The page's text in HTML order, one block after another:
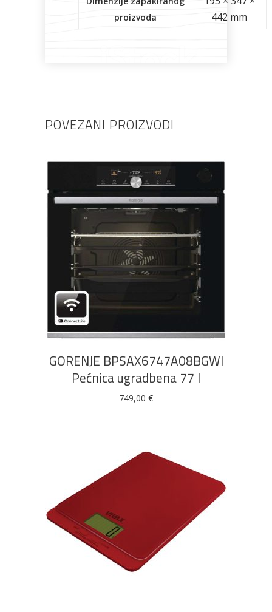
proizvoda
442 mm
POVEZANI PROIZVODI
GORENJE BPSAX6747A08BGWI
Pećnica ugradbena 77 l
749,00 €
DODAJ U KOŠARICU